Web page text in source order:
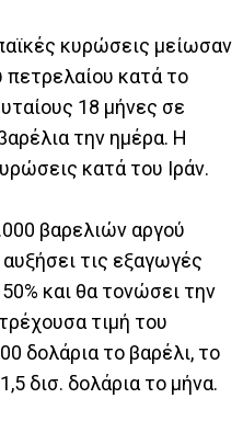
κυρώσεις μείωσαν
πετρελαίου κατά το
18 μήνες σε
την ημέρα. Η
κατά του Ιράν.
βαρελιών αργού
τις εξαγωγές
και θα τονώσει την
τιμή του
δολάρια το βαρέλι, το
δισ. δολάρια το μήνα.